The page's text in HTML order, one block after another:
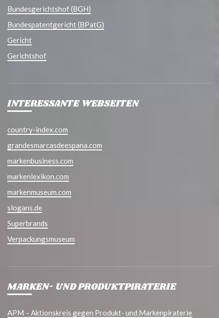
Bundesgerichtshof (BGH)
Bundespatentgericht (BPatG)
Gericht
Gerichtshof
INTERESSANTE WEBSEITEN
country-index.com
grandesmarcasdeespana.com
markenbusiness.com
markenlexikon.com
markenmuseum.com
slogans.de
Superbrands
Verpackungsmuseum
MARKEN- UND PRODUKTPIRATERIE
APM – Aktionskreis gegen Produkt- und Markenpiraterie